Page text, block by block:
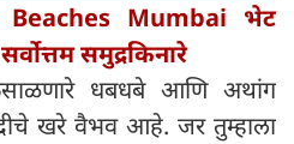
Beaches Mumbai भेट
समुद्रकिनारे
धबधबे आणि अथांग
खरे वैभव आहे. जर तुम्हाला